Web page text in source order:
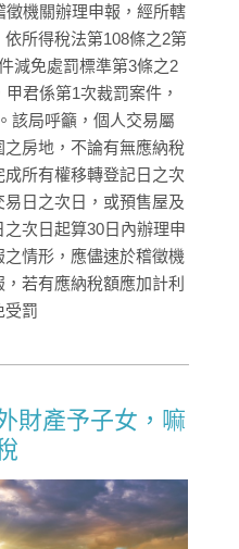
徵機關辦理申報，經所轄
所得稅法第108條之2第
減免處罰標準第3條之2
君係第1次裁罰案件，
該局呼籲，個人交易屬
房地，不論有無應納稅
所有權移轉登記日之次
易日之次日，或預售屋及
次日起算30日內辦理申
情形，應儘速於稽徵機
若有應納稅額應加計利
受罰
財產予子女，嘛